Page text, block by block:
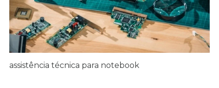
assistência técnica para notebook